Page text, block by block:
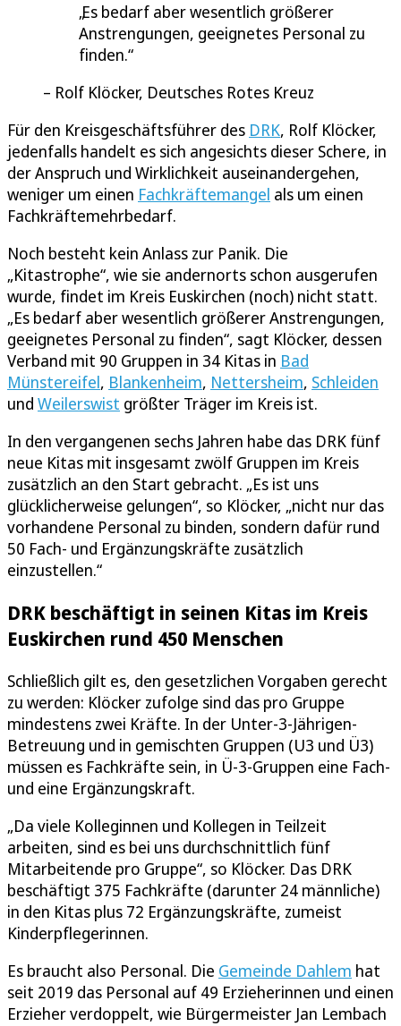
Es bedarf aber wesentlich größerer
Anstrengungen, geeignetes Personal zu
finden.
Rolf Klöcker, Deutsches Rotes Kreuz
Für den Kreisgeschäftsführer des DRK, Rolf Klöcker,
jedenfalls handelt es sich angesichts dieser Schere, in
der Anspruch und Wirklichkeit auseinandergehen,
weniger um einen Fachkräftemangel als um einen
Fachkräftemehrbedarf.
Noch besteht kein Anlass zur Panik. Die
„Kitastrophe“, wie sie andernorts schon ausgerufen
wurde, findet im Kreis Euskirchen (noch) nicht statt.
„Es bedarf aber wesentlich größerer Anstrengungen,
geeignetes Personal zu finden“, sagt Klöcker, dessen
Verband mit 90 Gruppen in 34 Kitas in Bad
Münstereifel, Blankenheim, Nettersheim, Schleiden
und Weilerswist größter Träger im Kreis ist.
In den vergangenen sechs Jahren habe das DRK fünf
neue Kitas mit insgesamt zwölf Gruppen im Kreis
zusätzlich an den Start gebracht. „Es ist uns
glücklicherweise gelungen“, so Klöcker, „nicht nur das
vorhandene Personal zu binden, sondern dafür rund
50 Fach- und Ergänzungskräfte zusätzlich
einzustellen.“
DRK beschäftigt in seinen Kitas im Kreis
Euskirchen rund 450 Menschen
Schließlich gilt es, den gesetzlichen Vorgaben gerecht
zu werden: Klöcker zufolge sind das pro Gruppe
mindestens zwei Kräfte. In der Unter-3-Jährigen-
Betreuung und in gemischten Gruppen (U3 und Ü3)
müssen es Fachkräfte sein, in Ü-3-Gruppen eine Fach-
und eine Ergänzungskraft.
„Da viele Kolleginnen und Kollegen in Teilzeit
arbeiten, sind es bei uns durchschnittlich fünf
Mitarbeitende pro Gruppe“, so Klöcker. Das DRK
beschäftigt 375 Fachkräfte (darunter 24 männliche)
in den Kitas plus 72 Ergänzungskräfte, zumeist
Kinderpflegerinnen.
Es braucht also Personal. Die Gemeinde Dahlem hat
seit 2019 das Personal auf 49 Erzieherinnen und einen
Erzieher verdoppelt, wie Bürgermeister Jan Lembach